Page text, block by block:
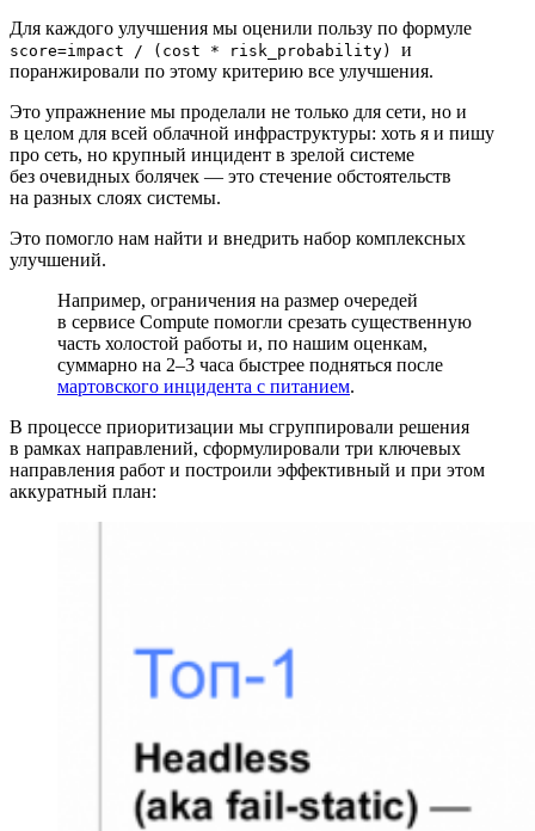
Для каждого улучшения мы оценили пользу по формуле
score=impact / (cost * risk_probability) и
поранжировали по этому критерию все улучшения.
Это упражнение мы проделали не только для сети, но и
в целом для всей облачной инфраструктуры: хоть я и пишу
про сеть, но крупный инцидент в зрелой системе
без очевидных болячек — это стечение обстоятельств
на разных слоях системы.
Это помогло нам найти и внедрить набор комплексных
улучшений.
Например, ограничения на размер очередей
в сервисе Compute помогли срезать существенную
часть холостой работы и, по нашим оценкам,
суммарно на 2–3 часа быстрее подняться после
мартовского инцидента с питанием.
В процессе приоритизации мы сгруппировали решения
в рамках направлений, сформулировали три ключевых
направления работ и построили эффективный и при этом
аккуратный план: